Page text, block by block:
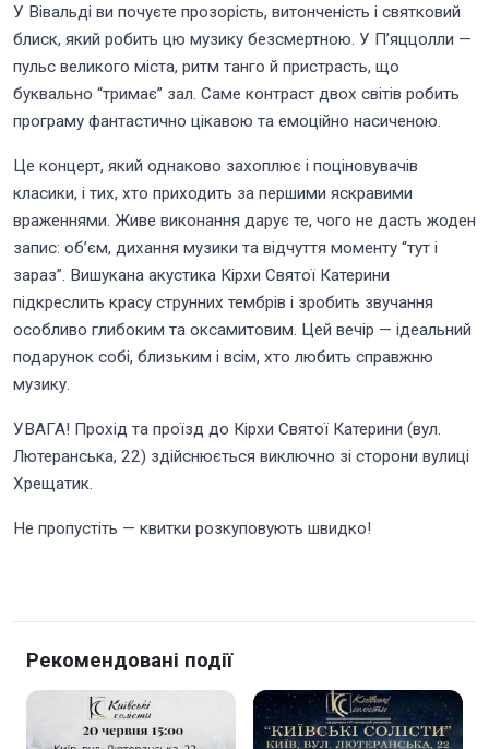
У Вівальді ви почуєте прозорість, витонченість і святковий
блиск, який робить цю музику безсмертною. У П’яццолли —
пульс великого міста, ритм танго й пристрасть, що
буквально “тримає” зал. Саме контраст двох світів робить
програму фантастично цікавою та емоційно насиченою.
Це концерт, який однаково захоплює і поціновувачів
класики, і тих, хто приходить за першими яскравими
враженнями. Живе виконання дарує те, чого не дасть жоден
запис: об’єм, дихання музики та відчуття моменту “тут і
зараз”. Вишукана акустика Кірхи Святої Катерини
підкреслить красу струнних тембрів і зробить звучання
особливо глибоким та оксамитовим. Цей вечір — ідеальний
подарунок собі, близьким і всім, хто любить справжню
музику.
УВАГА! Прохід та проїзд до Кірхи Святої Катерини (вул.
Лютеранська, 22) здійснюється виключно зі сторони вулиці
Хрещатик.
Не пропустіть — квитки розкуповують швидко!
Рекомендовані події